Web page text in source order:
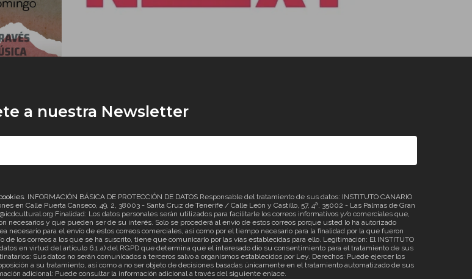
a nuestra Newsletter
. INFORMACIÓN BÁSICA DE PROTECCIÓN DE DATOS Responsable del tratamiento de sus datos: INSTITUTO CANARIO
en Calle Puerta Canseco, 49, 2, 38003 - Santa Cruz de Tenerife / Calle León y Castillo, 57, 4ª. 35002 - Las Palmas de Gran
Finalidad: Los datos personales serán utilizados para facilitarle los correos informativos y/o comerciales que,
necesarios y que pueden ser de su interés. Solo se procederá al envío de estos correos porque usted lo ha autorizado
necesario para el envío de estos correos comerciales, así como por el tiempo necesario para la finalidad por la que fueron
los correos a los que se ha suscrito, tiene que comunicarlo por las vías establecidas para ello. Legitimación: El INSTITUTO
en virtud del artículo 6.1.a) del RGPD que determina que el interesado dio su consentimiento para el tratamiento de sus
Sus datos no serán comunicados a terceros salvo a organismos establecidos por Ley. Derechos: Puede ejercer los
a su tratamiento, así como a no ser objeto de decisiones basadas únicamente en el tratamiento automatizado de sus
adicional: Puede consultar la información adicional a través del siguiente enlace.